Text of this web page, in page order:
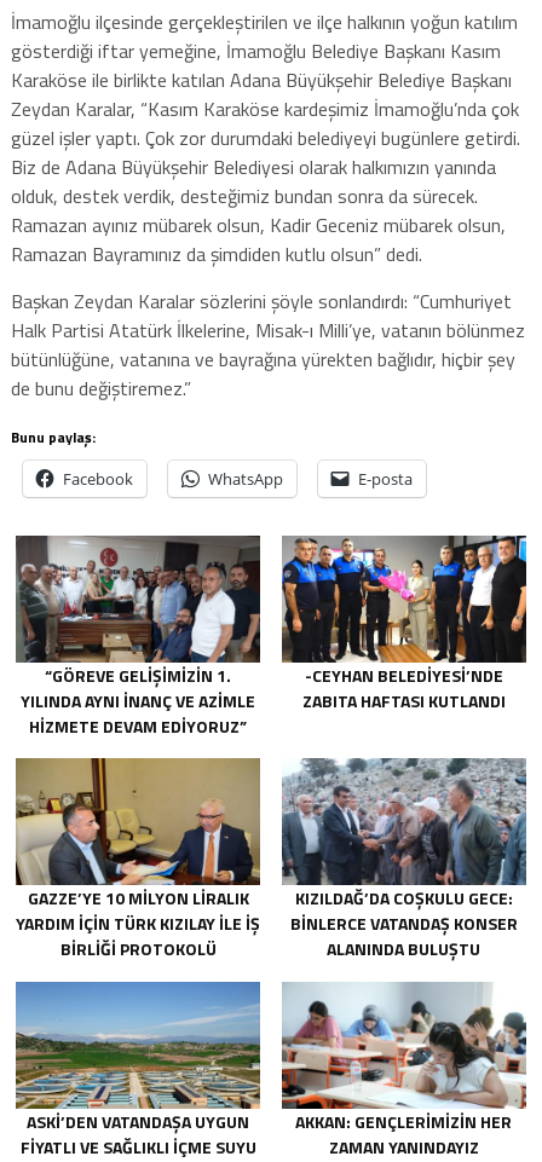
İmamoğlu ilçesinde gerçekleştirilen ve ilçe halkının yoğun katılım
gösterdiği iftar yemeğine, İmamoğlu Belediye Başkanı Kasım
Karaköse ile birlikte katılan Adana Büyükşehir Belediye Başkanı
Zeydan Karalar, “Kasım Karaköse kardeşimiz İmamoğlu’nda çok
güzel işler yaptı. Çok zor durumdaki belediyeyi bugünlere getirdi.
Biz de Adana Büyükşehir Belediyesi olarak halkımızın yanında
olduk, destek verdik, desteğimiz bundan sonra da sürecek.
Ramazan ayınız mübarek olsun, Kadir Geceniz mübarek olsun,
Ramazan Bayramınız da şimdiden kutlu olsun” dedi.
Başkan Zeydan Karalar sözlerini şöyle sonlandırdı: “Cumhuriyet
Halk Partisi Atatürk İlkelerine, Misak-ı Milli’ye, vatanın bölünmez
bütünlüğüne, vatanına ve bayrağına yürekten bağlıdır, hiçbir şey
de bunu değiştiremez.”
Bunu paylaş:
Facebook WhatsApp E-posta
“GÖREVE GELIŞIMIZIN 1.
YILINDA AYNI INANÇ VE AZIMLE
HIZMETE DEVAM EDIYORUZ”
-CEYHAN BELEDIYESI’NDE
ZABITA HAFTASI KUTLANDI
GAZZE’YE 10 MILYON LIRALIK
YARDIM IÇIN TÜRK KIZILAY ILE IŞ
BIRLIĞI PROTOKOLÜ
KIZILDAĞ’DA COŞKULU GECE:
BINLERCE VATANDAŞ KONSER
ALANINDA BULUŞTU
ASKİ’DEN VATANDAŞA UYGUN
FIYATLI VE SAĞLIKLI IÇME SUYU
AKKAN: GENÇLERIMIZIN HER
ZAMAN YANINDAYIZ